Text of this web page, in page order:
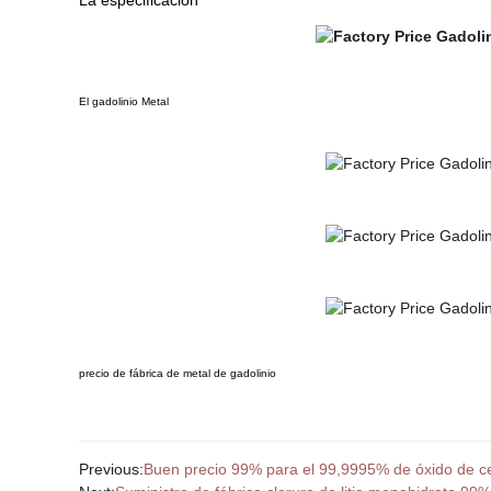
El gadolinio Metal
precio de fábrica de metal de gadolinio
Previous:Buen precio 99% para el 99,9995% de óxido de